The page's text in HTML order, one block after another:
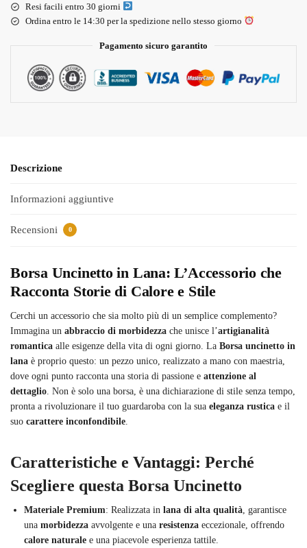
Resi facili entro 30 giorni
Ordina entro le 14:30 per la spedizione nello stesso giorno
Pagamento sicuro garantito
Descrizione
Informazioni aggiuntive
Recensioni 0
Borsa Uncinetto in Lana: L’Accessorio che
Racconta Storie di Calore e Stile
Cerchi un accessorio che sia molto più di un semplice complemento?
Immagina un abbraccio di morbidezza che unisce l’artigianalità
romantica alle esigenze della vita di ogni giorno. La Borsa uncinetto in
lana è proprio questo: un pezzo unico, realizzato a mano con maestria,
dove ogni punto racconta una storia di passione e attenzione al
dettaglio . Non è solo una borsa, è una dichiarazione di stile senza tempo,
pronta a rivoluzionare il tuo guardaroba con la sua eleganza rustica e il
suo carattere inconfondibile
Caratteristiche e Vantaggi: Perché
Scegliere questa Borsa Uncinetto
Materiale Premium: Realizzata in lana di alta qualità , garantisce
una morbidezza avvolgente e una resistenza eccezionale, offrendo
calore naturale e una piacevole esperienza tattile.